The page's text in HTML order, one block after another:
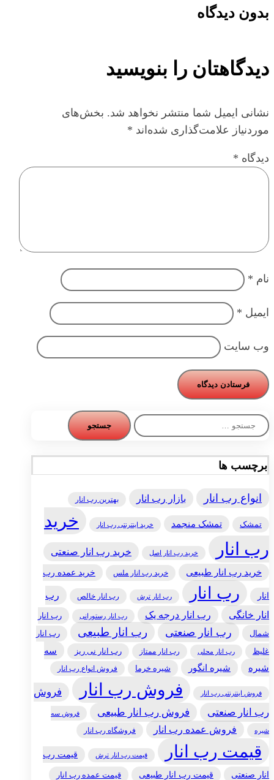
بدون دیدگاه
دیدگاهتان را بنویسید
نشانی ایمیل شما منتشر نخواهد شد. بخش‌های
موردنیاز علامت‌گذاری شده‌اند *
دیدگاه *
نام *
ایمیل *
وب‌ سایت
جستجو
برای:
برچسب ها
انواع رب انار بازار رب انار بهترین رب انار
تمشک تمشک منجمد خرید اینترنتی رب انار
خرید
رب انار
خرید رب انار اصل خرید رب انار صنعتی
خرید رب انار طبیعی خرید رب انار ملس خرید عمده رب
انار رب انار رب انار ترش رب انار خالص
رب
انار خانگی
رب انار درجه یک رب انار رستورانی
رب انار
شمال
رب انار صنعتی رب انار طبیعی رب انار
غلیظ رب انار محلی رب انار ممتاز رب انار نی ریز
سه
شیره
شیره انگور شیره خرما فروش انواع رب انار
فروش اینترنتی رب انار فروش رب انار
فروش
رب انار صنعتی
فروش رب انار طبیعی فروش سه
شیره فروش عمده رب انار فروشگاه رب انار
قیمت رب انار قیمت رب انار ترش قیمت رب
انار صنعتی قیمت رب انار طبیعی قیمت عمده رب انار